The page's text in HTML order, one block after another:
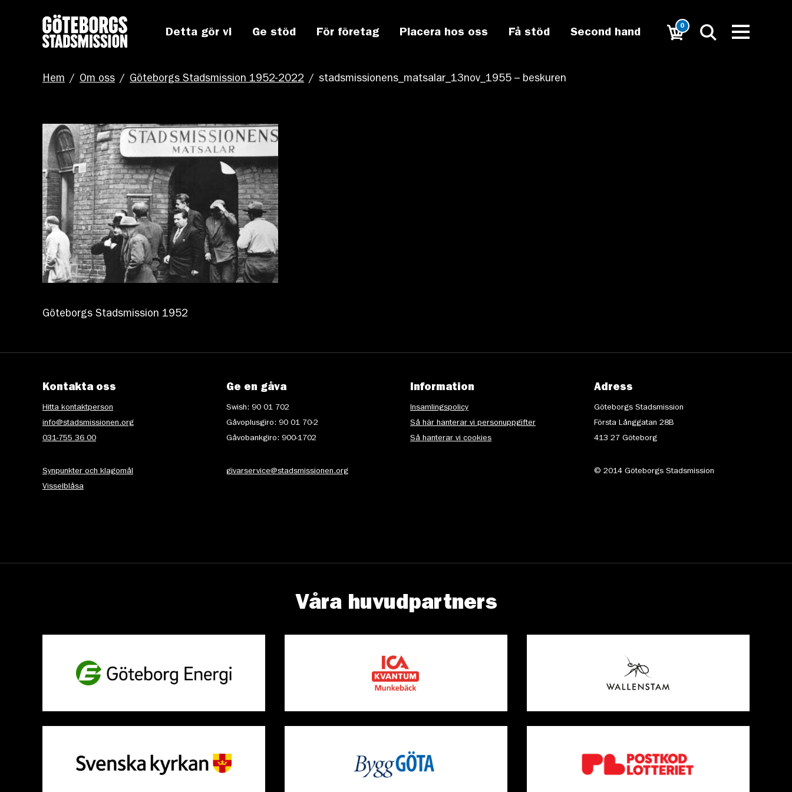
Detta gör vi Ge stöd För företag Placera hos oss Få stöd Second hand
0
Hem / Om oss / Göteborgs Stadsmission 1952-2022 / stadsmissionens_matsalar_13nov_1955 – beskuren
Göteborgs Stadsmission 1952
Kontakta oss
Hitta kontaktperson
info@stadsmissionen.org
031-755 36 00
Synpunkter och klagomål
Visselblåsa
Ge en gåva
Swish: 90 01 702
Gåvoplusgiro: 90 01 70-2
Gåvobankgiro: 900-1702
givarservice@stadsmissionen.org
Information
Insamlingspolicy
Så här hanterar vi personuppgifter
Så hanterar vi cookies
Adress
Göteborgs Stadsmission
Första Långgatan 28B
413 27 Göteborg
© 2014 Göteborgs Stadsmission
Våra huvudpartners